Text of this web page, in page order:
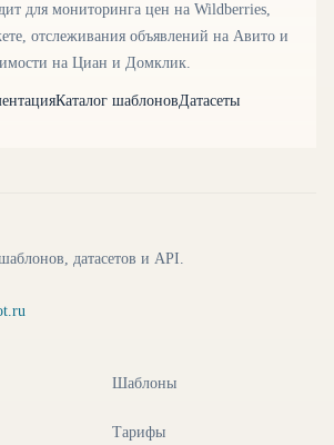
для мониторинга цен на Wildberries,
отслеживания объявлений на Авито и
на Циан и Домклик.
Каталог шаблоновДатасеты
датасетов и API.
Шаблоны
Тарифы